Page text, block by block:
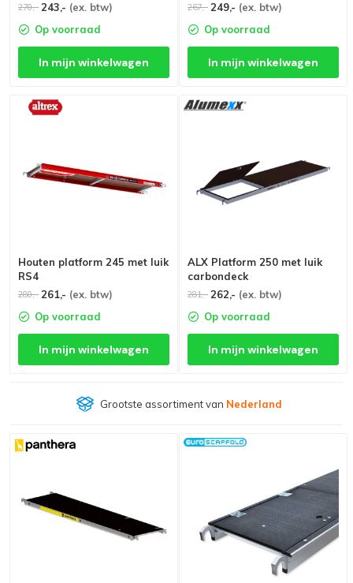
270,- 243,- (ex. btw)
Op voorraad
In mijn winkelwagen
267,- 249,- (ex. btw)
Op voorraad
In mijn winkelwagen
Houten platform 245 met luik
RS4
280,- 261,- (ex. btw)
Op voorraad
In mijn winkelwagen
ALX Platform 250 met luik
carbondeck
281,- 262,- (ex. btw)
Op voorraad
In mijn winkelwagen
Grootste assortiment van Nederland